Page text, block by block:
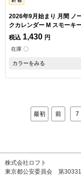
2026年9月始まり 月間 ノ
クカレンダー M スモーキ
ュ
税込 1,430 円
在庫 〇
カラーをみる
最初
前 7
株式会社ロフト
東京都公安委員会 第